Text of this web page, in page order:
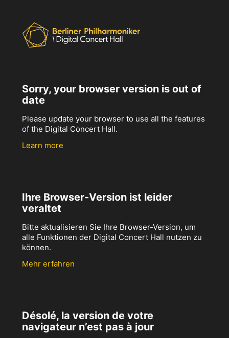
Sorry, your browser version is out of
date
Please update your browser to use all the features
of the Digital Concert Hall.
Learn more
Ihre Browser-Version ist leider
veraltet
Bitte aktualisieren Sie Ihre Browser-Version, um
alle Funktionen der Digital Concert Hall nutzen zu
können.
Mehr erfahren
Désolé, la version de votre
navigateur n’est pas à jour